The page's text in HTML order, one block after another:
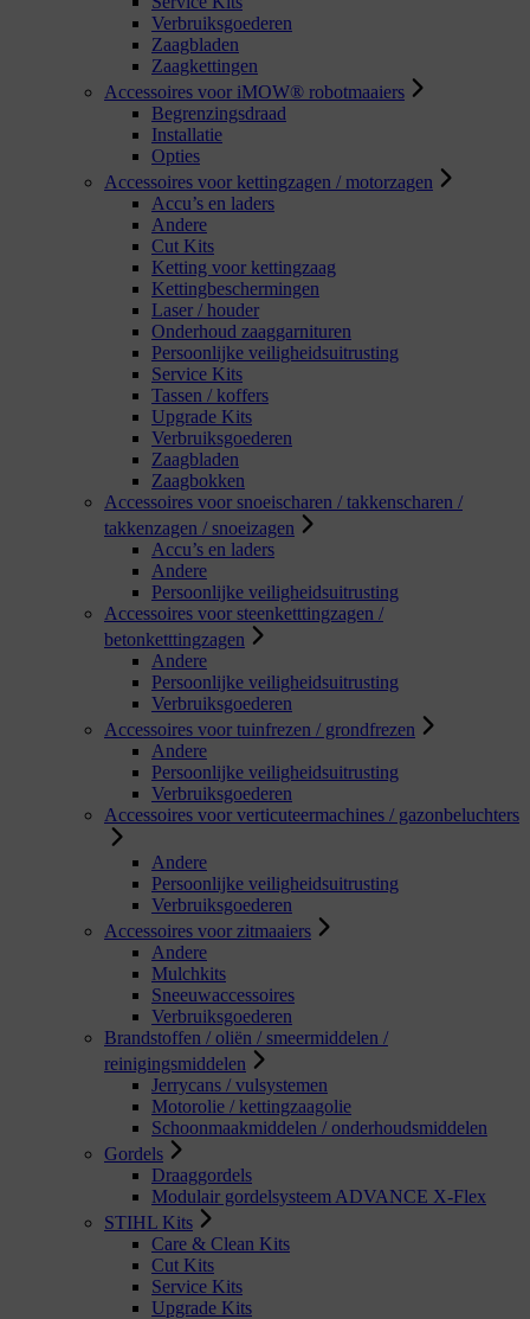
Verbruiksgoederen
Zaagbladen
Zaagkettingen
Accessoires voor iMOW® robotmaaiers
Begrenzingsdraad
Installatie
Opties
Accessoires voor kettingzagen / motorzagen
Accu’s en laders
Andere
Cut Kits
Ketting voor kettingzaag
Kettingbeschermingen
Laser / houder
Onderhoud zaaggarnituren
Persoonlijke veiligheidsuitrusting
Service Kits
Tassen / koffers
Upgrade Kits
Verbruiksgoederen
Zaagbladen
Zaagbokken
Accessoires voor snoeischaren / takkenscharen /
takkenzagen / snoeizagen
Accu’s en laders
Andere
Persoonlijke veiligheidsuitrusting
Accessoires voor steenketttingzagen /
betonketttingzagen
Andere
Persoonlijke veiligheidsuitrusting
Verbruiksgoederen
Accessoires voor tuinfrezen / grondfrezen
Andere
Persoonlijke veiligheidsuitrusting
Verbruiksgoederen
Accessoires voor verticuteermachines / gazonbeluchters
Andere
Persoonlijke veiligheidsuitrusting
Verbruiksgoederen
Accessoires voor zitmaaiers
Andere
Mulchkits
Sneeuwaccessoires
Verbruiksgoederen
Brandstoffen / oliën / smeermiddelen /
reinigingsmiddelen
Jerrycans / vulsystemen
Motorolie / kettingzaagolie
Schoonmaakmiddelen / onderhoudsmiddelen
Gordels
Draaggordels
Modulair gordelsysteem ADVANCE X-Flex
STIHL Kits
Care & Clean Kits
Cut Kits
Service Kits
Upgrade Kits